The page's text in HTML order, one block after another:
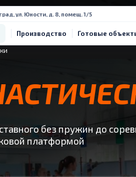
ул. Юности, д. 8, помещ. 1/5
Производство Готовые
без пружин до
платформой